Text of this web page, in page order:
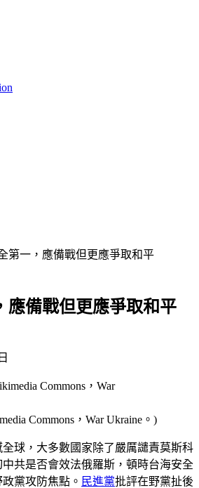
第一，應備戰但更應爭取和平
應備戰但更應爭取和平
Commons，War Ukraine。)
球，大多數國家除了嚴厲譴責莫斯科
共是否會效法俄羅斯，頓時台海安全
黨攻防焦點。 民進黨批評在野黨扯後